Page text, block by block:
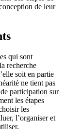
de leur
qui sont
recherche
soit en partie
ne tient pas
participation sur
les étapes
les
l’organiser et